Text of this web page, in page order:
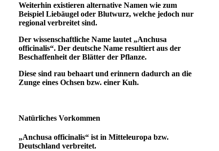
Weiterhin existieren alternative Namen wie zum
Beispiel Liebäugel oder Blutwurz, welche jedoch nur
regional verbreitet sind.
Der wissenschaftliche Name lautet „Anchusa
officinalis“. Der deutsche Name resultiert aus der
Beschaffenheit der Blätter der Pflanze.
Diese sind rau behaart und erinnern dadurch an die
Zunge eines Ochsen bzw. einer Kuh.
Natürliches Vorkommen
„Anchusa officinalis“ ist in Mitteleuropa bzw.
Deutschland verbreitet.